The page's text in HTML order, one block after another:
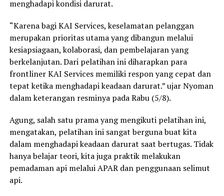
menghadapi kondisi darurat.
“Karena bagi KAI Services, keselamatan pelanggan
merupakan prioritas utama yang dibangun melalui
kesiapsiagaan, kolaborasi, dan pembelajaran yang
berkelanjutan. Dari pelatihan ini diharapkan para
frontliner KAI Services memiliki respon yang cepat dan
tepat ketika menghadapi keadaan darurat.” ujar Nyoman
dalam keterangan resminya pada Rabu (5/8).
Agung, salah satu prama yang mengikuti pelatihan ini,
mengatakan, pelatihan ini sangat berguna buat kita
dalam menghadapi keadaan darurat saat bertugas. Tidak
hanya belajar teori, kita juga praktik melakukan
pemadaman api melalui APAR dan penggunaan selimut
api.